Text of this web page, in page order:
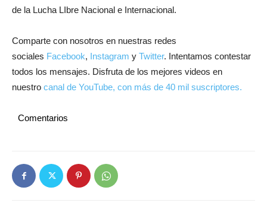
de la Lucha LIbre Nacional e Internacional.
Comparte con nosotros en nuestras redes
sociales Facebook, Instagram y Twitter. Intentamos contestar
todos los mensajes. Disfruta de los mejores videos en
nuestro canal de YouTube, con más de 40 mil suscriptores.
Comentarios